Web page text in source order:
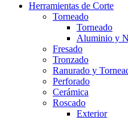
Herramientas de Corte
Torneado
Torneado
Aluminio y
Fresado
Tronzado
Ranurado y
Perforado
Cerámica
Roscado
Exterior